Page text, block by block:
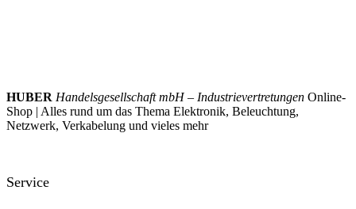
HUBER Handelsgesellschaft mbH – Industrievertretungen Online-
Shop | Alles rund um das Thema Elektronik, Beleuchtung,
Netzwerk, Verkabelung und vieles mehr
Service